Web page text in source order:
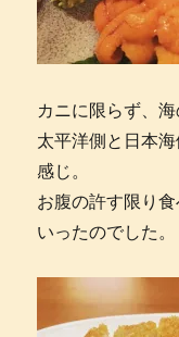
カニに限らず、海
太平洋側と日本
感じ。
お腹の許す限り
いったのでした。